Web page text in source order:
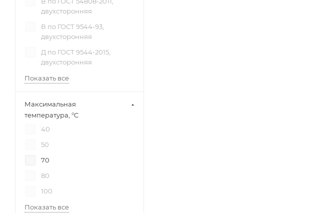
двухсторонняя
В по ГОСТ 9544-93,
двухсторонняя
Д по ГОСТ 9544-2015,
двухсторонняя
Показать все
Максимальная
температура, °C
40
50
70
80
100
Показать все